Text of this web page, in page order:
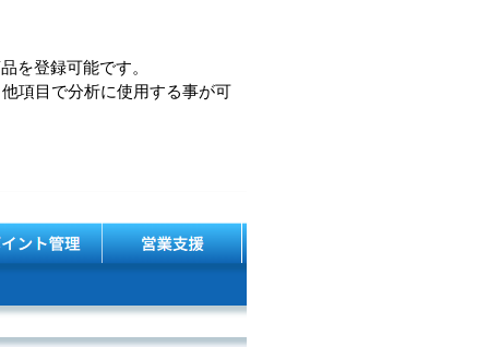
を登録可能です。
項目で分析に使用する事が可